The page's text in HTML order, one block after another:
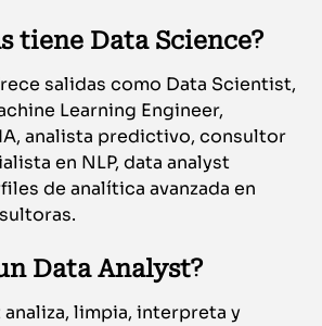
tiene Data Science?
salidas como Data Scientist,
Learning Engineer,
analista predictivo, consultor
en NLP, data analyst
de analítica avanzada en
Data Analyst?
analiza, limpia, interpreta y